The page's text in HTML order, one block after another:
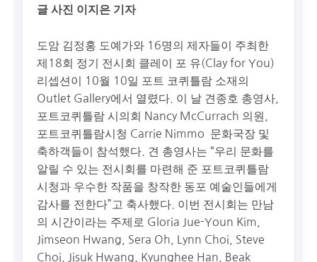
글 사진 이지은 기자
도암 김정홍 도예가와 16명의 제자들이 주최한
제18회 정기 전시회 클레이 포 유(Clay for You)
리셉션이 10월 10일 포트 코퀴틀람 소재의
Outlet Gallery에서 열렸다. 이 날 견종호 총영사,
포트코퀴틀람 시의회 Nancy McCurrach 의원,
포트코퀴틀람시청 Carrie Nimmo 문화국장 및
축하객들이 참석했다. 견 총영사는 “우리 문화를
알릴 수 있는 전시회를 마련해 준 포트코퀴틀람
시청과 우수한 작품을 창작한 동포 예술인들에게
감사를 전한다”고 축사했다. 이번 전시회는 만남
의 시간이라는 주제로 Gloria Jue-Youn Kim,
Jimseon Hwang, Sera Oh, Lynn Choi, Steve
Choi, Jisuk Hwang, Kyunghee Han, Beak